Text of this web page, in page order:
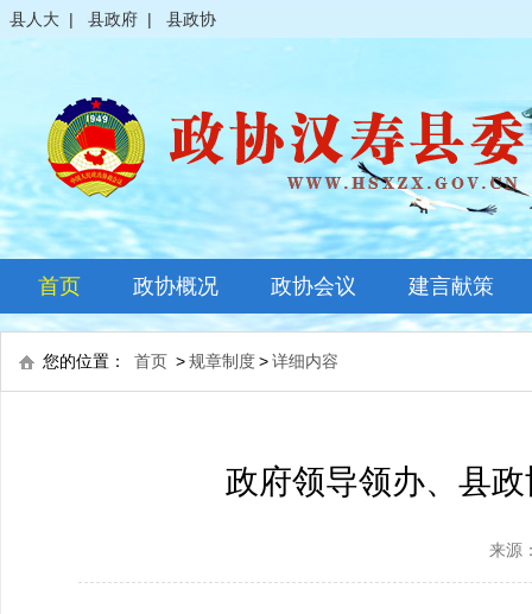
县人大 | 县政府 | 县政协
首页 政协概况
领导之窗
政协会议
常委会议
建言献策
您的位置： 首页 >规章制度>详细内容
政府领导领办、县
来源